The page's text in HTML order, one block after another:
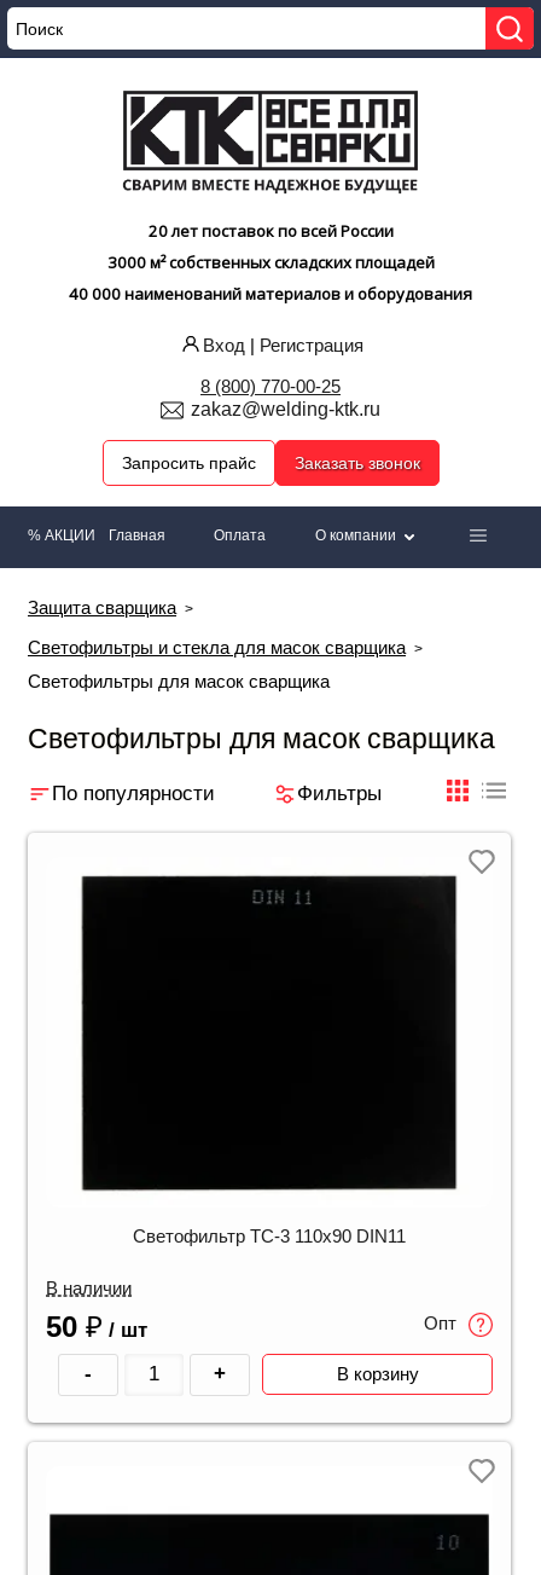
20 лет поставок по всей России
3000 м² собственных складских площадей
40 000 наименований материалов и оборудования
Вход | Регистрация
8 (800) 770-00-25
zakaz@welding-ktk.ru
Запросить прайс Заказать звонок
% АКЦИИ Главная Оплата О компании
Защита сварщика
Светофильтры и стекла для масок сварщика
Светофильтры для масок сварщика
Светофильтры для масок сварщика
По популярности
Фильтры
Светофильтр ТС-3 110х90 DIN11
В наличии
50 ₽ / шт Опт
- + В корзину